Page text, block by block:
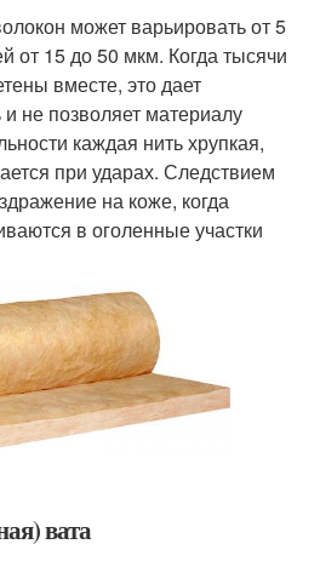
может варьировать от 5
от 15 до 50 мкм. Когда тысячи
вместе, это дает
не позволяет материалу
каждая нить хрупкая,
при ударах. Следствием
на коже, когда
в оголенные участки
вата